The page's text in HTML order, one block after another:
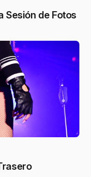
Sesión de Fotos